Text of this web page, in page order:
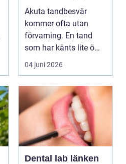
tanden krisar
Akuta tandbesvär
kommer ofta utan
förvarning. En tand
som har känts lite öm
kan plötsligt göra så
on...
04 juni 2026
Dental lab länken